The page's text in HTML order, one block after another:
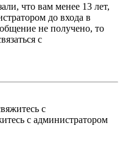
что вам менее 13 лет,
до входа в
не получено, то
с
с
с администратором